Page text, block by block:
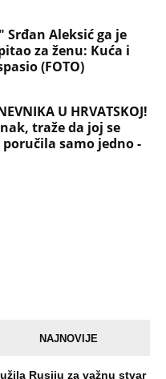
Srđan Aleksić ga je
za ženu: Kuća i
(FOTO)
U HRVATSKOJ!
traže da joj se
samo jedno -
NAJNOVIJE
Rusiju za važnu stvar